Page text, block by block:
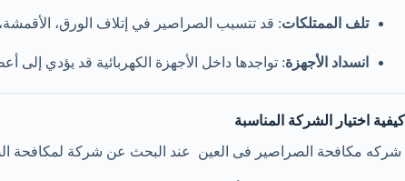
تلف الممتلكات: قد تتسبب الصراصير في إتلاف الورق، الأقمشة،
انسداد الأجهزة: تواجدها داخل الأجهزة الكهربائية قد يؤدي إلى
كيفية اختيار الشركة المناسبة
شركه مكافحة الصراصير فى العين عند البحث عن شركة لمكافحة